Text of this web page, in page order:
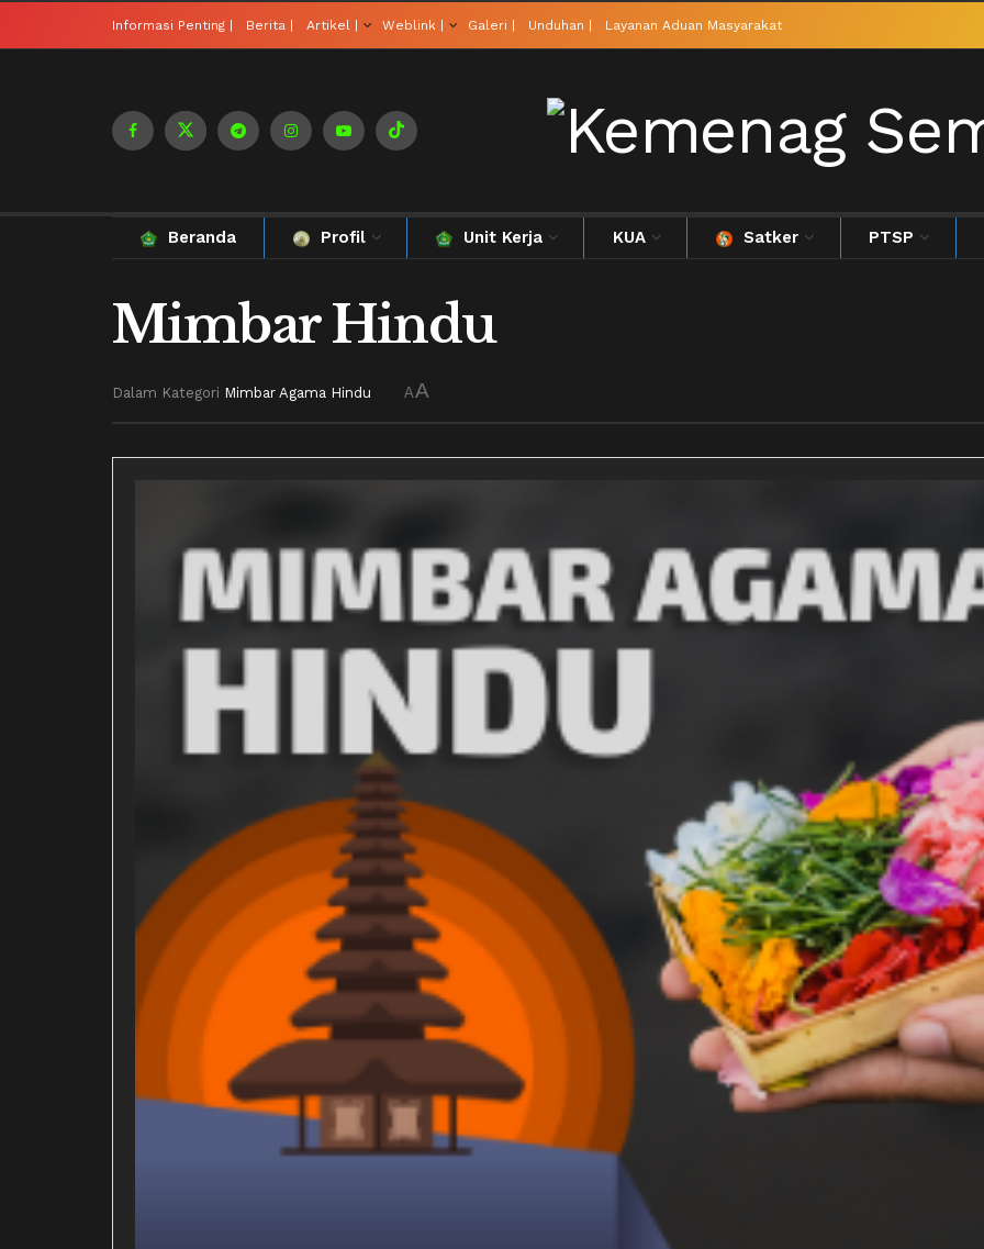
Informasi Penting | Berita | Artikel | Weblink | Galeri | Unduhan | Layanan Aduan Masyarakat
Beranda Profil Unit Kerja KUA Satker PTSP
Mimbar Hindu
Dalam Kategori Mimbar Agama Hindu AA